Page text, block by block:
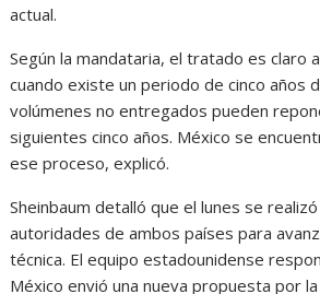
actual.
Según la mandataria, el tratado es claro
cuando existe un periodo de cinco años
volúmenes no entregados pueden
siguientes cinco años. México se
ese proceso, explicó.
Sheinbaum detalló que el lunes se
autoridades de ambos países para
técnica. El equipo estadounidense
México envió una nueva propuesta por